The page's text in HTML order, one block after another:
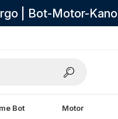
| Bot-Motor-
Bot Motor